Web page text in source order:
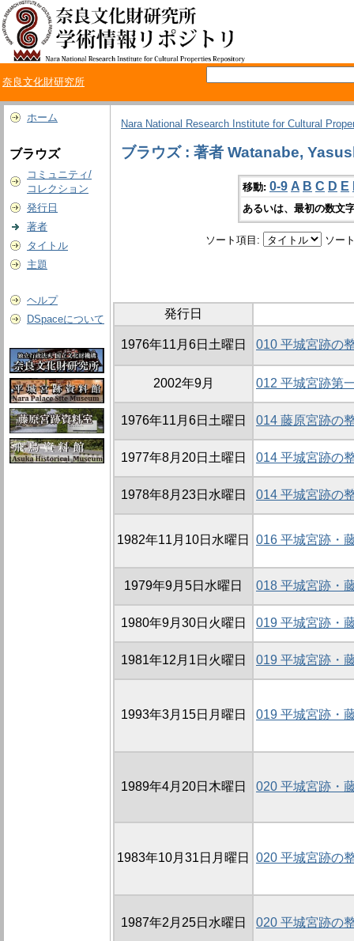
奈良文化財研究所
ホーム
ブラウズ
コミュニティ/
コレクション
発行日
著者
タイトル
主題
ヘルプ
DSpaceについて
Nara National Research Institute for Cultural
ブラウズ : 著者 Watanabe,
移動: 0-9 A B C D E
あるいは、最初の数文
ソート項目: ソー
発行日
1976年11月6日土曜日 010 平城宮跡の
2002年9月 012 平城宮跡第
1976年11月6日土曜日 014 藤原宮跡の
1977年8月20日土曜日 014 平城宮跡の
1978年8月23日水曜日 014 平城宮跡の
1982年11月10日水曜日 016 平城宮跡・
1979年9月5日水曜日 018 平城宮跡・
1980年9月30日火曜日 019 平城宮跡・
1981年12月1日火曜日 019 平城宮跡・
1993年3月15日月曜日 019 平城宮跡・
1989年4月20日木曜日 020 平城宮跡・
1983年10月31日月曜日 020 平城宮跡の
1987年2月25日水曜日 020 平城宮跡の